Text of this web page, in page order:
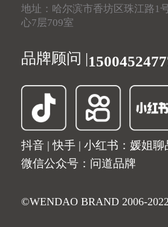
地址：哈尔滨市香坊区珠江路1
心7层709室
品牌顾问 |
抖音 | 快手 | 小红书：媛姐聊
微信公众号：问道品牌
©WENDAO BRAND 2006-2022